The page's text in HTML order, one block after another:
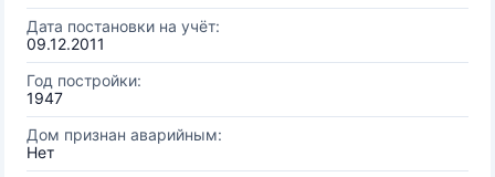
Дата постановки на учёт:
09.12.2011
Год постройки:
1947
Дом признан аварийным:
Нет